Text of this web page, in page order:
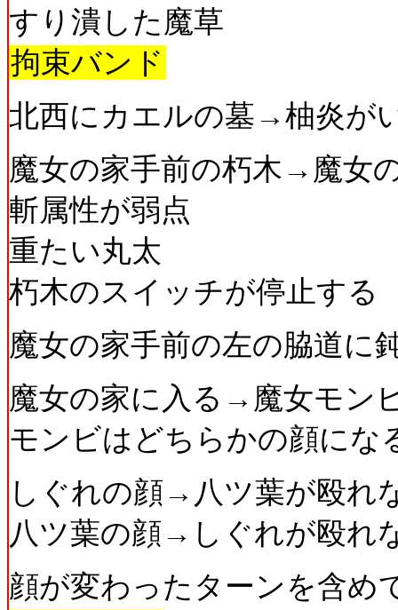
すり潰した魔草
拘束バンド
北西にカエルの墓→柚炎が
魔女の家手前の朽木→魔女
斬属性が弱点
重たい丸太
朽木のスイッチが停止する
魔女の家手前の左の脇道に
魔女の家に入る→魔女モン
モンビはどちらかの顔にな
しぐれの顔→八ツ葉が殴れ
八ツ葉の顔→しぐれが殴れ
顔が変わったターンを含め